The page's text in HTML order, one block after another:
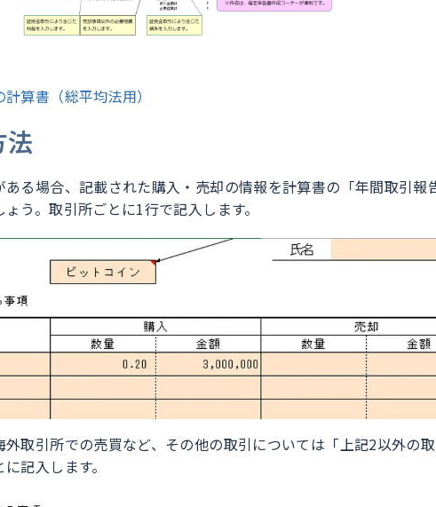
算書（総平均法用）
法
ある場合、記載された購入・売却の情報を計算書の「年間取引報
う。取引所ごとに1行で記入します。
取引所での売買など、その他の取引については「上記2以外の
記入します。